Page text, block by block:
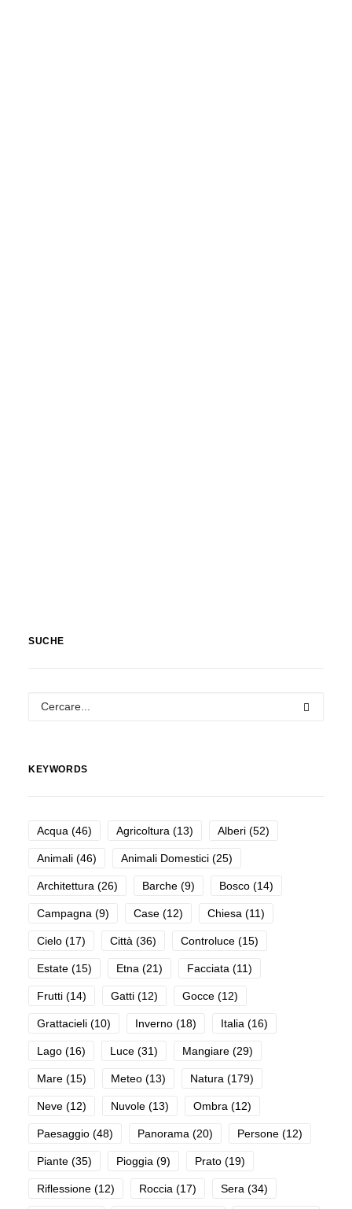
SUCHE
KEYWORDS
Acqua (46) Agricoltura (13) Alberi (52)
Animali (46) Animali Domestici (25)
Architettura (26) Barche (9) Bosco (14)
Campagna (9) Case (12) Chiesa (11)
Cielo (17) Città (36) Controluce (15)
Estate (15) Etna (21) Facciata (11)
Frutti (14) Gatti (12) Gocce (12)
Grattacieli (10) Inverno (18) Italia (16)
Lago (16) Luce (31) Mangiare (29)
Mare (15) Meteo (13) Natura (179)
Neve (12) Nuvole (13) Ombra (12)
Paesaggio (48) Panorama (20) Persone (12)
Piante (35) Pioggia (9) Prato (19)
Riflessione (12) Roccia (17) Sera (34)